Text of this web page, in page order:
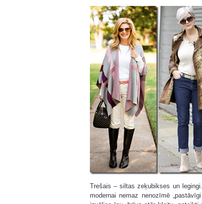
Trešais – siltas zeķubikses un
modernai nemaz nenozīmē